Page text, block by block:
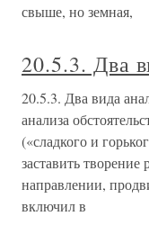
свыше, но земная,
20.5.3. Два
20.5.3. Два вида
анализа
(«сладкого и
заставить
направлении,
включил в